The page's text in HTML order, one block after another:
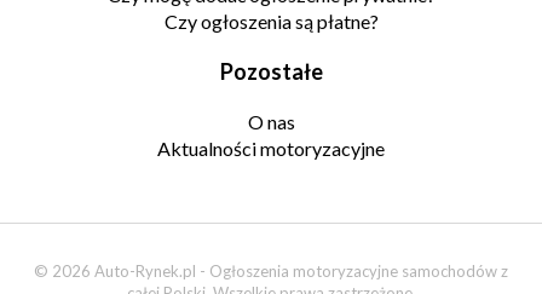
Czy ogłoszenia są płatne?
Pozostałe
O nas
Aktualności motoryzacyjne
© 2026 Auto-Rynek.pl - Ogłoszenia motoryzacyjne samochodów z